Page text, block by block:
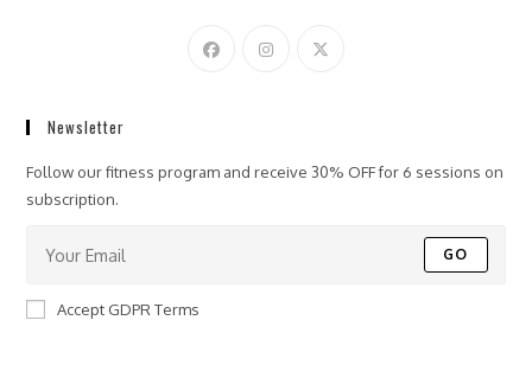
Newsletter
Follow our fitness program and receive 30% OFF for 6 sessions on
subscription.
GO
Accept GDPR Terms